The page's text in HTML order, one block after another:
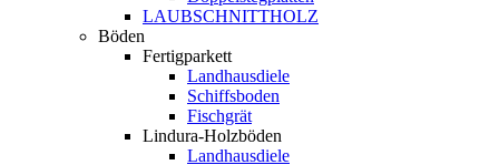
LAUBSCHNITTHOLZ
Böden
Fertigparkett
Landhausdiele
Schiffsboden
Fischgrät
Lindura-Holzböden
Landhausdiele